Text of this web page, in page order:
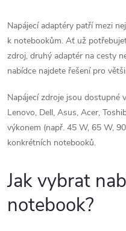
v
k
y
v
ý
p
i
s
u
Napájecí adaptéry patří mezi
k notebookům. Ať už
zdroj, druhý adaptér na cesty
nabídce najdete řešení pro
Napájecí zdroje jsou dostupné
Lenovo, Dell, Asus, Acer,
výkonem (např. 45 W, 65 W,
konkrétních notebooků.
Jak vybrat
notebook?